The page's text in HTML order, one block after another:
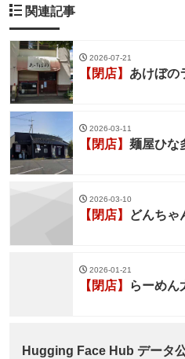
関連記事
2026-07-21
【閉店】 あけぼの
2026-03-11
【閉店】 麺屋ひな
2026-03-10
【閉店】 どんちゃ
2026-01-21
【閉店】 らーめん
Hugging Face Hub データ